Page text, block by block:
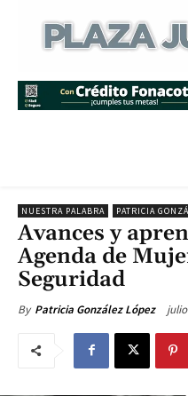
NUESTRA PALABRA PATRICIA
Avances y
Agenda de
Seguridad
By Patricia González López